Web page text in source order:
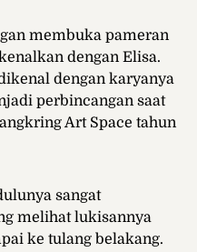
membuka pameran
dengan Elisa.
dengan karyanya
perbincangan saat
Art Space tahun
sangat
melihat lukisannya
ke tulang belakang.